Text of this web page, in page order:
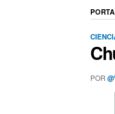
POR